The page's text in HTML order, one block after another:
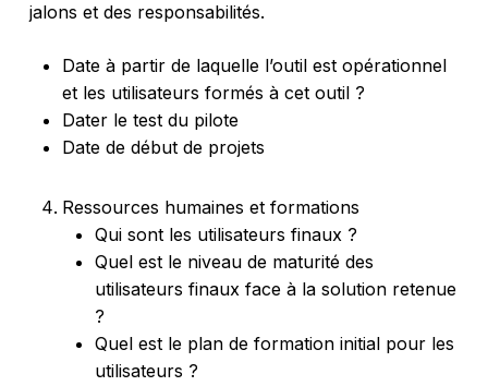
jalons et des responsabilités.
Date à partir de laquelle l’outil est opérationnel
et les utilisateurs formés à cet outil ?
Dater le test du pilote
Date de début de projets
Ressources humaines et formations
Qui sont les utilisateurs finaux ?
Quel est le niveau de maturité des
utilisateurs finaux face à la solution retenue
?
Quel est le plan de formation initial pour les
utilisateurs ?